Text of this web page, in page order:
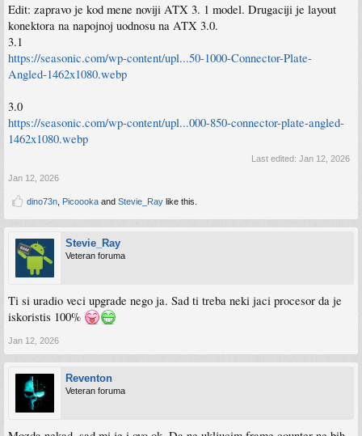
Edit: zapravo je kod mene noviji ATX 3. 1 model. Drugaciji je layout
konektora na napojnoj uodnosu na ATX 3.0.
3.1
https://seasonic.com/wp-content/upl...50-1000-Connector-Plate-
Angled-1462x1080.webp
3.0
https://seasonic.com/wp-content/upl...000-850-connector-plate-angled-
1462x1080.webp
Last edited: Jan 12, 2026
Jan 12, 2026
dino73n Picoooka and Stevie_Ray like this.
Stevie_Ray
Veteran foruma
Ti si uradio veci upgrade nego ja. Sad ti treba neki jaci procesor da je
iskoristis 100%
Jan 12, 2026
Reventon
Veteran foruma